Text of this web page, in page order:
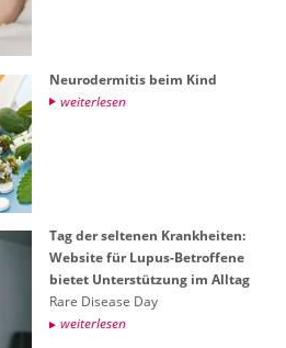
Neu­ro­der­mi­tis beim Kind
wei­ter­le­sen
Tag der sel­te­nen Krank­hei­ten:
Web­site für Lupus-Be­trof­fe­ne
bie­tet Un­ter­stüt­zung im All­tag
Rare Di­sea­se Day
wei­ter­le­sen